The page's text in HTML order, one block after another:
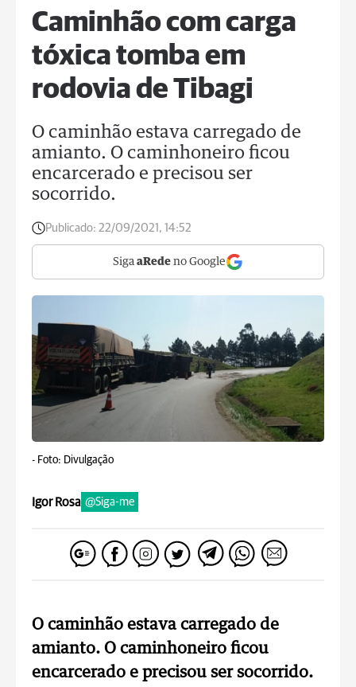
Caminhão com carga
tóxica tomba em
rodovia de Tibagi
O caminhão estava carregado de
amianto. O caminhoneiro ficou
encarcerado e precisou ser
socorrido.
Publicado: 22/09/2021, 14:52
Siga aRede no Google
- Foto: Divulgação
Igor Rosa @Siga-me
O caminhão estava carregado de
amianto. O caminhoneiro ficou
encarcerado e precisou ser socorrido.